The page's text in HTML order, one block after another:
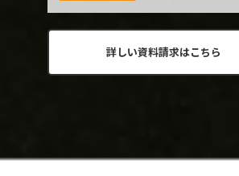
詳しい資料請求はこちら